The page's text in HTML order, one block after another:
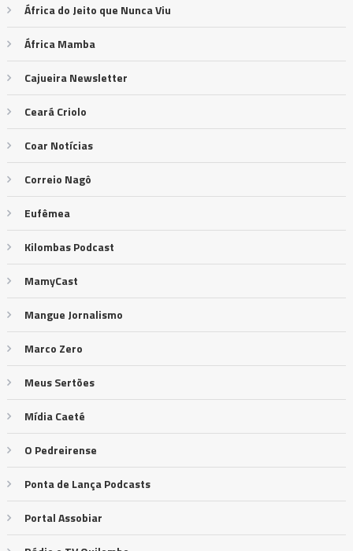
África do Jeito que Nunca Viu
África Mamba
Cajueira Newsletter
Ceará Criolo
Coar Notícias
Correio Nagô
Eufêmea
Kilombas Podcast
MamyCast
Mangue Jornalismo
Marco Zero
Meus Sertões
Mídia Caeté
O Pedreirense
Ponta de Lança Podcasts
Portal Assobiar